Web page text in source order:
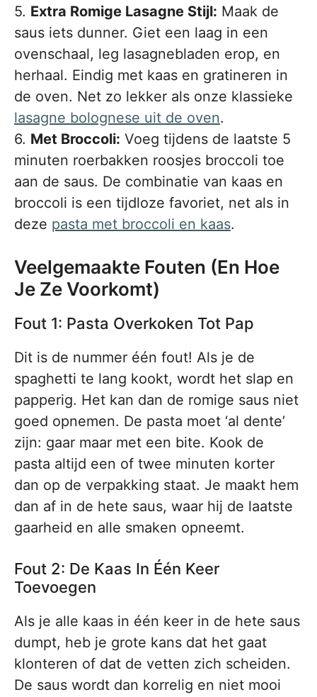
5. Extra Romige Lasagne Stijl: Maak de
saus iets dunner. Giet een laag in een
ovenschaal, leg lasagnebladen erop, en
herhaal. Eindig met kaas en gratineren in
de oven. Net zo lekker als onze klassieke
lasagne bolognese uit de oven.
6. Met Broccoli: Voeg tijdens de laatste 5
minuten roerbakken roosjes broccoli toe
aan de saus. De combinatie van kaas en
broccoli is een tijdloze favoriet, net als in
deze pasta met broccoli en kaas.
Veelgemaakte Fouten (En Hoe
Je Ze Voorkomt)
Fout 1: Pasta Overkoken Tot Pap
Dit is de nummer één fout! Als je de
spaghetti te lang kookt, wordt het slap en
papperig. Het kan dan de romige saus niet
goed opnemen. De pasta moet ‘al dente’
zijn: gaar maar met een bite. Kook de
pasta altijd een of twee minuten korter
dan op de verpakking staat. Je maakt hem
dan af in de hete saus, waar hij de laatste
gaarheid en alle smaken opneemt.
Fout 2: De Kaas In Één Keer
Toevoegen
Als je alle kaas in één keer in de hete saus
dumpt, heb je grote kans dat het gaat
klonteren of dat de vetten zich scheiden.
De saus wordt dan korrelig en niet mooi